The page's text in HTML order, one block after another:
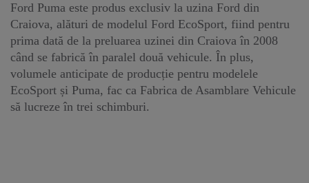
Ford Puma este produs exclusiv la uzina Ford din
Craiova, alături de modelul Ford EcoSport, fiind pentru
prima dată de la preluarea uzinei din Craiova în 2008
când se fabrică în paralel două vehicule. În plus,
volumele anticipate de producție pentru modelele
EcoSport și Puma, fac ca Fabrica de Asamblare Vehicule
să lucreze în trei schimburi.